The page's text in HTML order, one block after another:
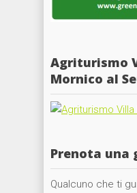
Agriturismo
Mornico al
Prenota una
Qualcuno che ti